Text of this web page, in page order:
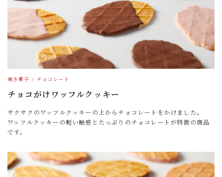
焼き菓子 チョコレート
チョコがけワッフルクッキー
サクサクのワッフルクッキーの上からチョコレートをかけました。
ワッフルクッキーの軽い触感とたっぷりのチョコレートが特徴の商品
です。